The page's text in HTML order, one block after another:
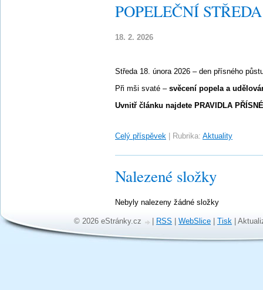
POPELEČNÍ
18. 2. 2026
Středa 18. února 2026 – den přísného
Při mši svaté – svěcení popela a
Uvnitř článku najdete PRAVIDLA
Celý příspěvek Rubrika: Aktuality
Nalezené složky
Nebyly nalezeny žádné složky
© 2026 eStránky.cz RSS WebSlice Tisk